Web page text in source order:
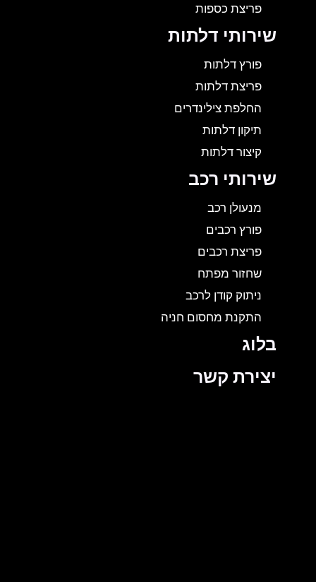
פריצת כספות
שירותי דלתות
פורץ דלתות
פריצת דלתות
החלפת צילינדרים
תיקון דלתות
קיצור דלתות
שירותי רכב
מנעולן רכב
פורץ רכבים
פריצת רכבים
שחזור מפתח
ניתוק קודן לרכב
התקנת מחסום חניה
בלוג
יצירת קשר